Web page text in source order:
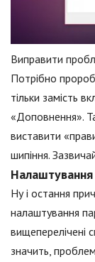
Виправити
Потрібно
тільки замість
«Доповнення».
виставити
шипіння.
Ну і остання
налаштування
вищеперелічені
значить,